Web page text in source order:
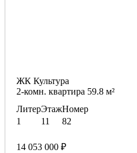
ЖК Культура
2-комн. квартира 59.8 м²
Литер
1
Этаж
11
Номер
82
14 053 000 ₽